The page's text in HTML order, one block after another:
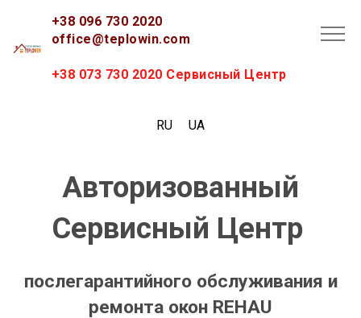
+38 096 730 2020
office@teplowin.com
+38 073 730 2020 Сервисный Центр
RU UA
Авторизованный
Сервисный Центр
послегарантийного обслуживания и
ремонта окон REHAU